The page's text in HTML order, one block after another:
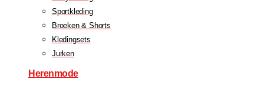
Sportkleding
Broeken & Shorts
Kledingsets
Jurken
Herenmode